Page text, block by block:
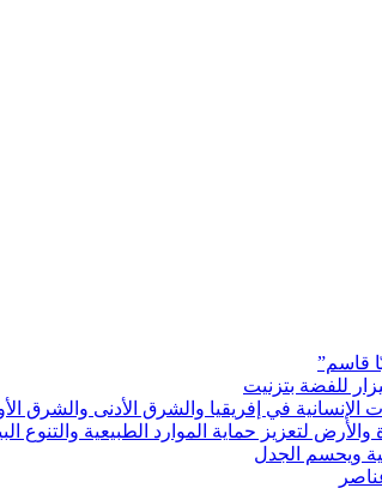
قاسم”
للفضة بتزنيت
لتعزيز حماية الموارد الطبيعية والتنوع
ويحسم الجدل